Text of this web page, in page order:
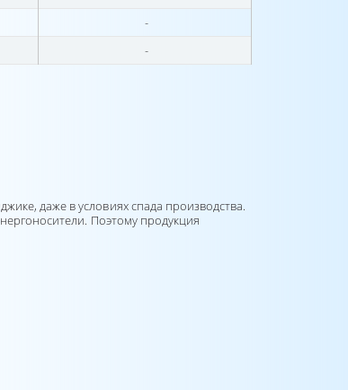
-
-
даже в условиях спада производства.
Поэтому продукция